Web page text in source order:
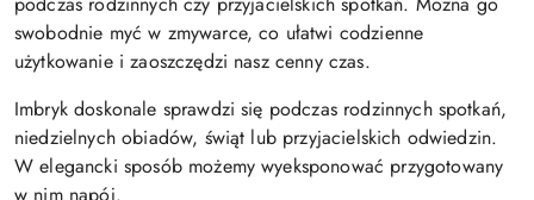
swobodnie myć w zmywarce, co ułatwi codzienne
użytkowanie i zaoszczędzi nasz cenny czas.
Imbryk doskonale sprawdzi się podczas rodzinnych spotkań,
niedzielnych obiadów, świąt lub przyjacielskich odwiedzin.
W elegancki sposób możemy wyeksponować przygotowany